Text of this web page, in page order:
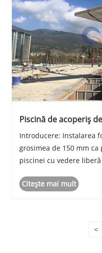
Piscină de acoperiș
Introducere: Instalarea
grosimea de 150 mm
piscinei cu vedere liberă
Citeşte mai mult
<